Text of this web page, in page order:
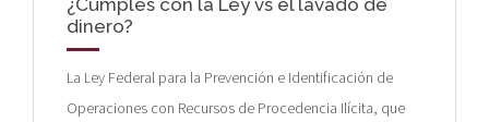
¿Cumples con la Ley vs el lavado de
dinero?
La Ley Federal para la Prevención e Identificación de
Operaciones con Recursos de Procedencia Ilícita, que